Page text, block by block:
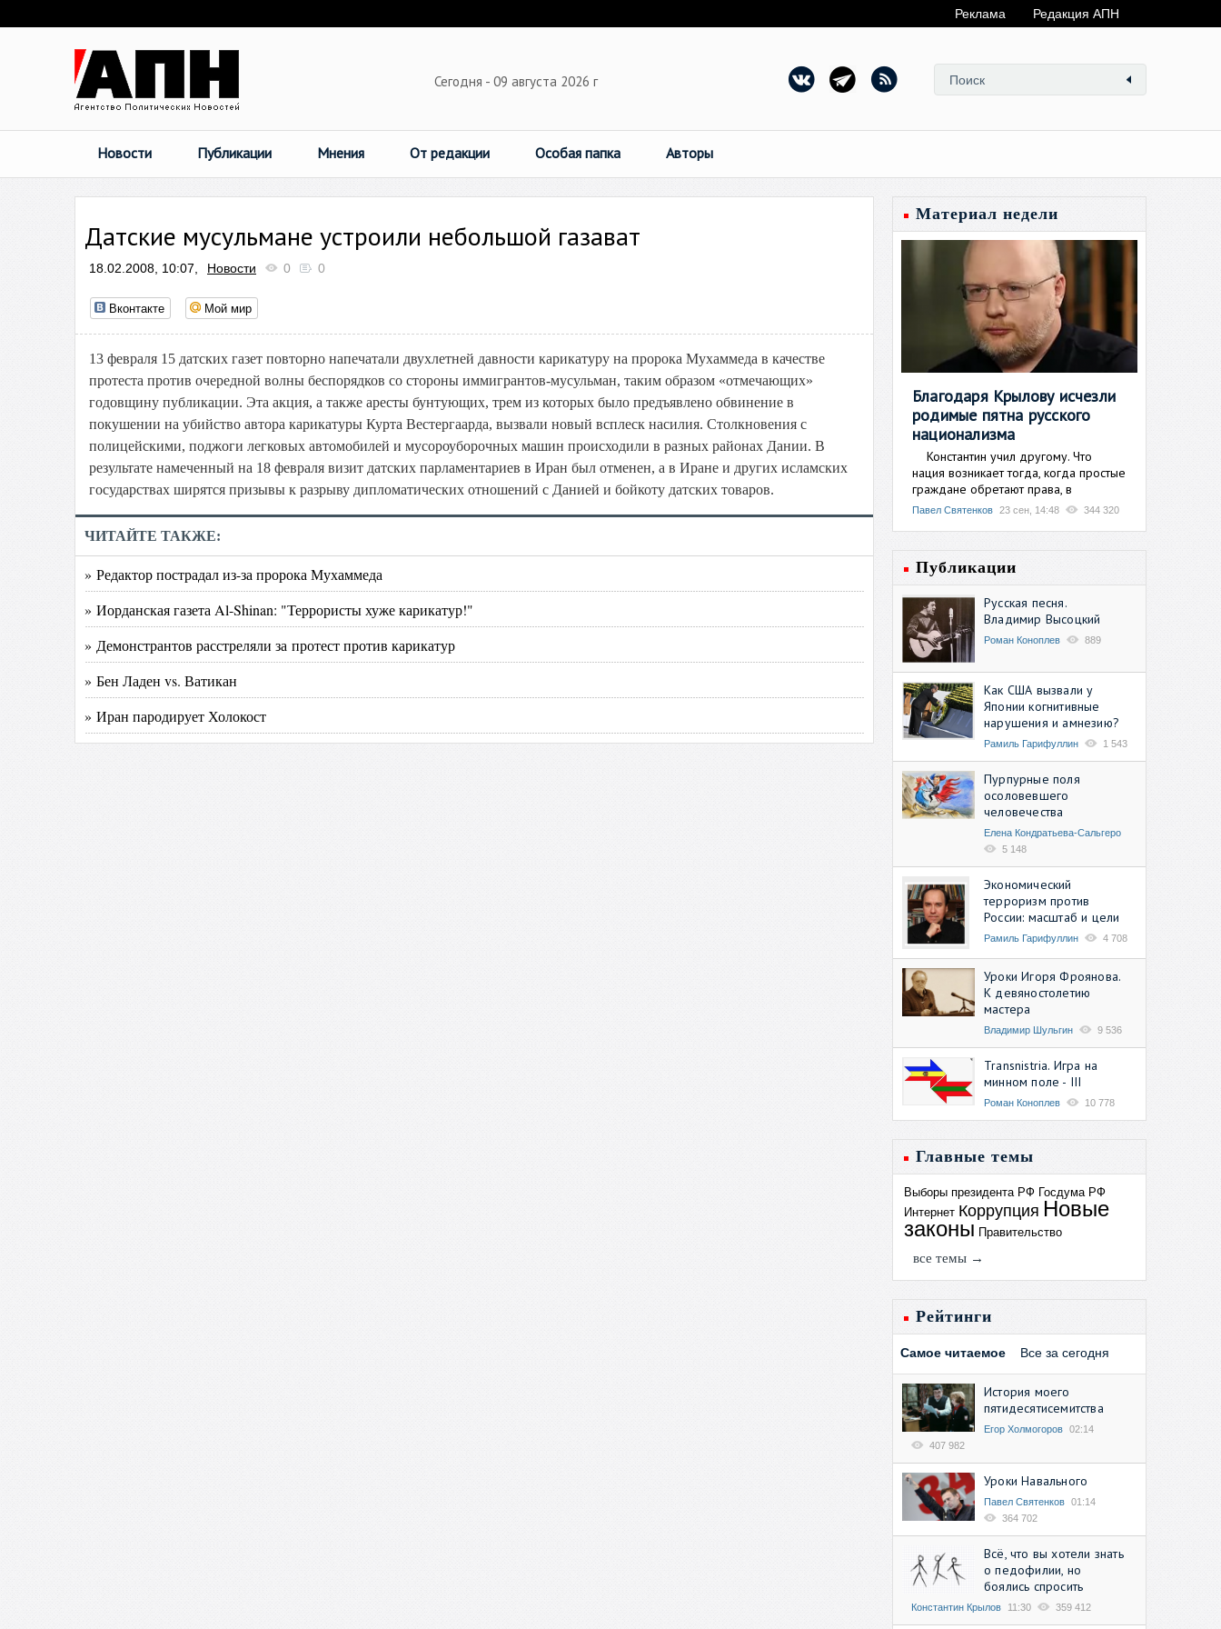
Реклама Редакция АПН
Сегодня - 09 августа 2026 г
Новости Публикации Мнения От редакции Особая папка Авторы
Датские мусульмане устроили небольшой газават
18.02.2008, 10:07, Новости 0 0
Вконтакте Мой мир
13 февраля 15 датских газет повторно напечатали двухлетней давности карикатуру на пророка Мухаммеда в качестве
протеста против очередной волны беспорядков со стороны иммигрантов-мусульман, таким образом «отмечающих»
годовщину публикации. Эта акция, а также аресты бунтующих, трем из которых было предъявлено обвинение в
покушении на убийство автора карикатуры Курта Вестергаарда, вызвали новый всплеск насилия. Столкновения с
полицейскими, поджоги легковых автомобилей и мусороуборочных машин происходили в разных районах Дании. В
результате намеченный на 18 февраля визит датских парламентариев в Иран был отменен, а в Иране и других исламских
государствах ширятся призывы к разрыву дипломатических отношений с Данией и бойкоту датских товаров.
ЧИТАЙТЕ ТАКЖЕ:
» Редактор пострадал из-за пророка Мухаммеда
» Иорданская газета Al-Shinan: "Террористы хуже карикатур!"
» Демонстрантов расстреляли за протест против карикатур
» Бен Ладен vs. Ватикан
» Иран пародирует Холокост
Материал недели
Благодаря Крылову исчезли
родимые пятна русского
национализма
Константин учил другому. Что
нация возникает тогда, когда простые
граждане обретают права, в
Павел Святенков 23 сен, 14:48 344 320
Публикации
Русская песня.
Владимир Высоцкий
Роман Коноплев 889
Как США вызвали у
Японии когнитивные
нарушения и амнезию?
Рамиль Гарифуллин 1 543
Пурпурные поля
осоловевшего
человечества
Елена Кондратьева-Сальгеро
5 148
Экономический
терроризм против
России: масштаб и цели
Рамиль Гарифуллин 4 708
Уроки Игоря Фроянова.
К девяностолетию
мастера
Владимир Шульгин 9 536
Transnistria. Игра на
минном поле - III
Роман Коноплев 10 778
Главные темы
Выборы президента РФ Госдума РФ
Интернет Коррупция Новые
законы Правительство
все темы →
Рейтинги
Самое читаемое Все за сегодня
История моего
пятидесятисемитства
Егор Холмогоров 02:14
407 982
Уроки Навального
Павел Святенков 01:14
364 702
Всё, что вы хотели знать
о педофилии, но
боялись спросить
Константин Крылов 11:30 359 412